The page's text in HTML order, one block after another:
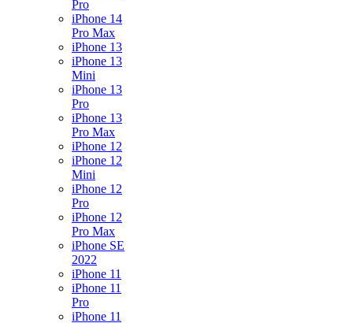
Pro
iPhone 14
Pro Max
iPhone 13
iPhone 13
Mini
iPhone 13
Pro
iPhone 13
Pro Max
iPhone 12
iPhone 12
Mini
iPhone 12
Pro
iPhone 12
Pro Max
iPhone SE
2022
iPhone 11
iPhone 11
Pro
iPhone 11